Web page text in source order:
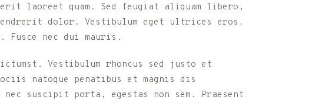
laoreet quam. Sed feugiat aliquam libero,
dolor. Vestibulum eget ultrices eros.
nec dui mauris.
Vestibulum rhoncus sed justo et
natoque penatibus et magnis dis
suscipit porta, egestas non sem. Praesent